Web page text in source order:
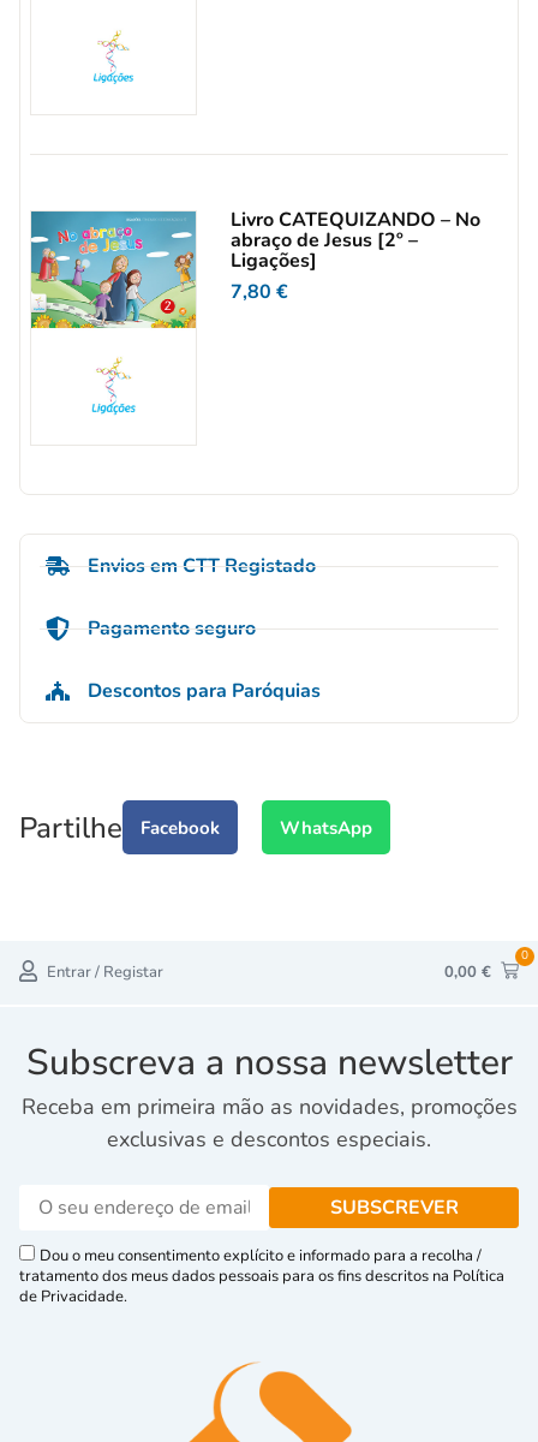
Livro CATEQUIZANDO – No
abraço de Jesus [2º –
Ligações]
7,80€
Envios em CTT Registado
Pagamento seguro
Descontos para Paróquias
Partilhe Facebook WhatsApp
Entrar / Registar 0,00 €
0
Subscreva a nossa newsletter
Receba em primeira mão as novidades, promoções
exclusivas e descontos especiais.
Dou o meu consentimento explícito e informado para a recolha /
tratamento dos meus dados pessoais para os fins descritos na Política
de Privacidade.